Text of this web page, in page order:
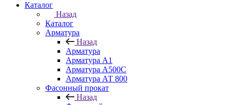
Каталог
Назад
Каталог
Арматура
Назад
Арматура
Арматура А1
Арматура А500С
Арматура АТ 800
Фасонный прокат
Назад